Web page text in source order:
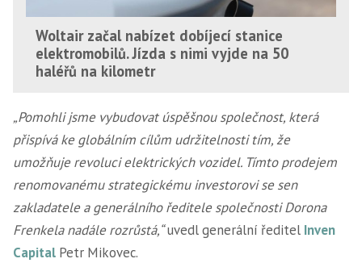
Woltair začal nabízet dobíjecí stanice
elektromobilů. Jízda s nimi vyjde na 50
haléřů na kilometr
„Pomohli jsme vybudovat úspěšnou společnost, která
přispívá ke globálním cílům udržitelnosti tím, že
umožňuje revoluci elektrických vozidel. Tímto prodejem
renomovanému strategickému investorovi se sen
zakladatele a generálního ředitele společnosti Dorona
Frenkela nadále rozrůstá,“uvedl generální ředitel Inven
Capital Petr Mikovec.